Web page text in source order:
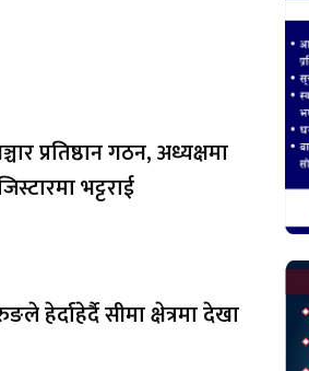
प्रतिष्ठान गठन, अध्यक्षमा
भट्टराई
हेर्दाहेर्दै सीमा क्षेत्रमा देखा